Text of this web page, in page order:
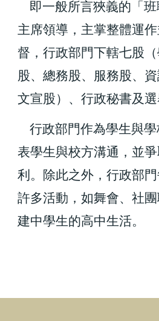
即一般所言狹義的「
主席領導，主掌整體運
督，行政部門下轄七股
股、總務股、服務股、資
文宣股）、行政秘書及選
行政部門作為學生與
表學生與校方溝通，並
利。除此之外，行政部
許多活動，如舞會、社
建中學生的高中生活。